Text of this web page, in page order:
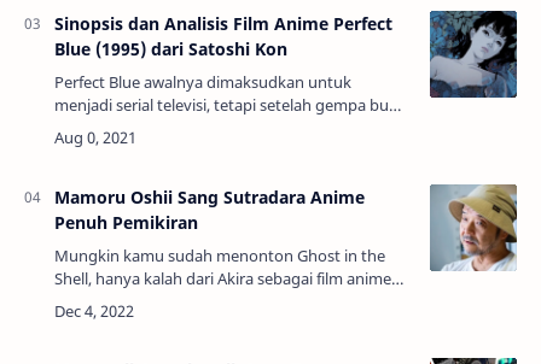
Sinopsis dan Analisis Film Anime Perfect
Blue (1995) dari Satoshi Kon
Perfect Blue awalnya dimaksudkan untuk
menjadi serial televisi, tetapi setelah gempa bumi
Kobe pada tahun 1995, studio produksi
mengalami kerusakan parah yang
Mamoru Oshii Sang Sutradara Anime
Penuh Pemikiran
Mungkin kamu sudah menonton Ghost in the
Shell, hanya kalah dari Akira sebagai film anime
berpengaruh yang tidak dibuat oleh sutradara
bernama Hayao Miyazaki.Meski merupakan